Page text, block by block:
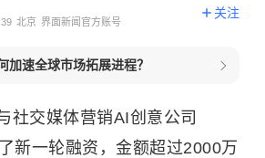
北京 界面新闻官方账号
关注
加速全球市场拓展进程？
社交媒体营销AI创意公司
新一轮融资，金额超过2000万